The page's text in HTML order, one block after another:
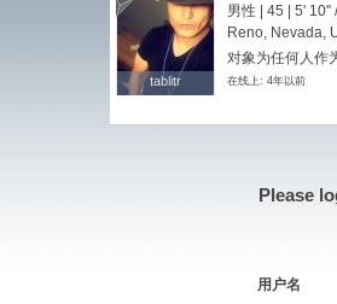
tablitr
tablitr
男性 | 45 | 5' 10"
Reno, Nevada,
对象为任何人作
在线上: 4年以前
Please
用户名